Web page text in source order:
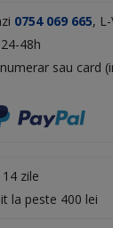
0754 069 665,
48h
sau card
zile
la peste 400 lei